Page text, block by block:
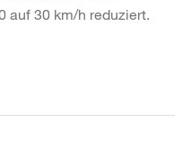
auf 30 km/h reduziert.